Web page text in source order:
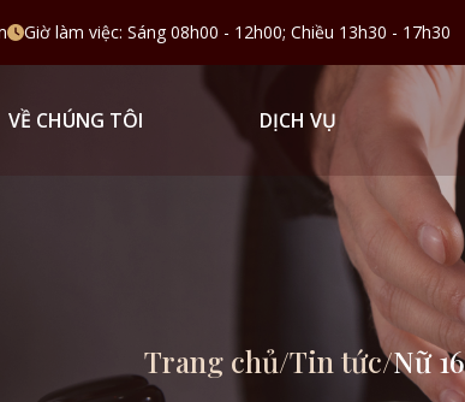
Giờ làm việc: Sáng 08h00 - 12h00; Chiều 13h30 - 17h30
VỀ CHÚNG TÔI DỊCH VỤ
Trang chủ/Tin tức/Nữ